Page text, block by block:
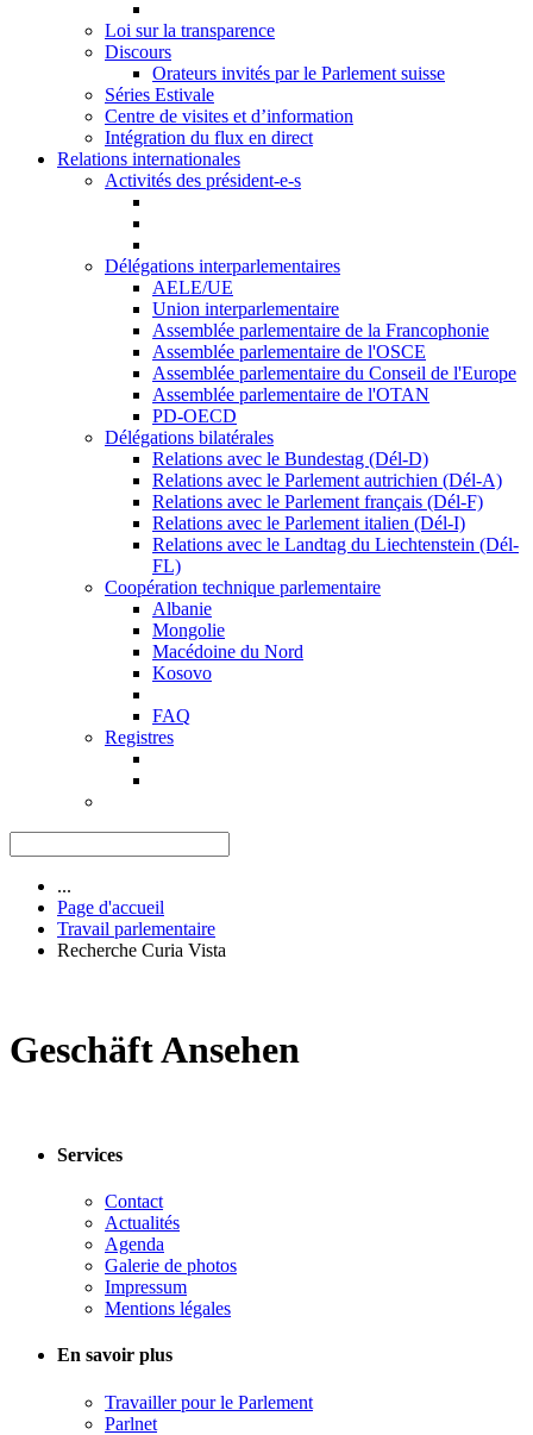
Loi sur la transparence
Discours
Orateurs invités par le Parlement suisse
Séries Estivale
Centre de visites et d’information
Intégration du flux en direct
Relations internationales
Activités des président-e-s
Délégations interparlementaires
AELE/UE
Union interparlementaire
Assemblée parlementaire de la Francophonie
Assemblée parlementaire de l'OSCE
Assemblée parlementaire du Conseil de l'Europe
Assemblée parlementaire de l'OTAN
PD-OECD
Délégations bilatérales
Relations avec le Bundestag (Dél-D)
Relations avec le Parlement autrichien (Dél-A)
Relations avec le Parlement français (Dél-F)
Relations avec le Parlement italien (Dél-I)
Relations avec le Landtag du Liechtenstein (Dél-
FL)
Coopération technique parlementaire
Albanie
Mongolie
Macédoine du Nord
Kosovo
FAQ
Registres
...
Page d'accueil
Travail parlementaire
Recherche Curia Vista
Geschäft Ansehen
Services
Contact
Actualités
Agenda
Galerie de photos
Impressum
Mentions légales
En savoir plus
Travailler pour le Parlement
Parlnet